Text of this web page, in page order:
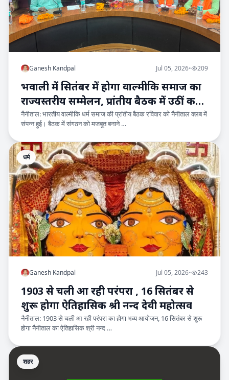
Ganesh Kandpal Jul 05, 2026• 209
भवाली में सितंबर में होगा वाल्मीकि समाज का
राज्यस्तरीय सम्मेलन, प्रांतीय बैठक में उठीं कई
मांगें
नैनीताल: भारतीय वाल्मीकि धर्म समाज की प्रांतीय बैठक रविवार को नैनीताल क्लब में
संपन्न हुई। बैठक में संगठन को मजबूत बनाने …
धर्म
Ganesh Kandpal Jul 05, 2026• 243
1903 से चली आ रही परंपरा , 16 सितंबर से
शुरू होगा ऐतिहासिक श्री नन्द देवी महोत्सव
नैनीताल: 1903 से चली आ रही परंपरा का होगा भव्य आयोजन, 16 सितंबर से शुरू
होगा नैनीताल का ऐतिहासिक श्री नन्द …
शहर